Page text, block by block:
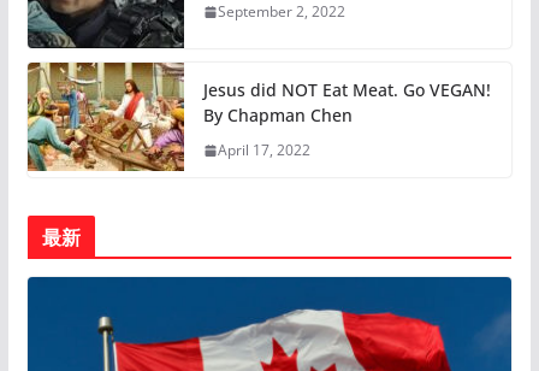
September 2, 2022
Jesus did NOT Eat Meat. Go VEGAN!
By Chapman Chen
April 17, 2022
最新